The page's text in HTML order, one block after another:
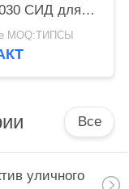
СИД для
воздухе
СИД
MOQ:ТИПСЫ
Все
уличного